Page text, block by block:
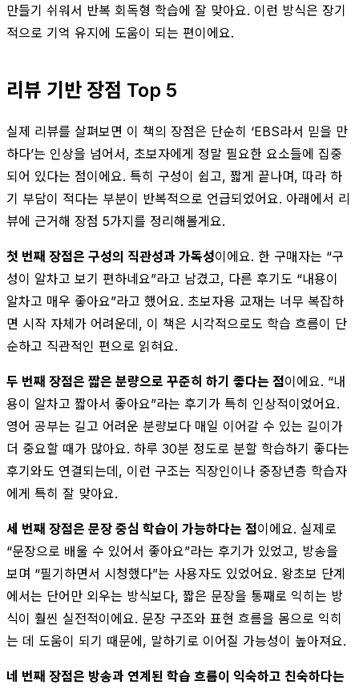
만들기 쉬워서 반복 회독형 학습에 잘 맞아요. 이런 방식은 장기
적으로 기억 유지에 도움이 되는 편이에요.
리뷰 기반 장점 Top 5
실제 리뷰를 살펴보면 이 책의 장점은 단순히 ‘EBS라서 믿을 만
하다’는 인상을 넘어서, 초보자에게 정말 필요한 요소들에 집중
되어 있다는 점이에요. 특히 구성이 쉽고, 짧게 끝나며, 따라 하
기 부담이 적다는 부분이 반복적으로 언급되었어요. 아래에서 리
뷰에 근거해 장점 5가지를 정리해볼게요.
첫 번째 장점은 구성의 직관성과 가독성이에요. 한 구매자는 “구
성이 알차고 보기 편하네요”라고 남겼고, 다른 후기도 “내용이
알차고 매우 좋아요”라고 했어요. 초보자용 교재는 너무 복잡하
면 시작 자체가 어려운데, 이 책은 시각적으로도 학습 흐름이 단
순하고 직관적인 편으로 읽혀요.
두 번째 장점은 짧은 분량으로 꾸준히 하기 좋다는 점이에요. “내
용이 알차고 짧아서 좋아요”라는 후기가 특히 인상적이었어요.
영어 공부는 길고 어려운 분량보다 매일 이어갈 수 있는 길이가
더 중요할 때가 많아요. 하루 30분 정도로 분할 학습하기 좋다는
후기와도 연결되는데, 이런 구조는 직장인이나 중장년층 학습자
에게 특히 잘 맞아요.
세 번째 장점은 문장 중심 학습이 가능하다는 점이에요. 실제로
“문장으로 배울 수 있어서 좋아요”라는 후기가 있었고, 방송을
보며 “필기하면서 시청했다”는 사용자도 있었어요. 왕초보 단계
에서는 단어만 외우는 방식보다, 짧은 문장을 통째로 익히는 방
식이 훨씬 실전적이에요. 문장 구조와 표현 흐름을 몸으로 익히
는 데 도움이 되기 때문에, 말하기로 이어질 가능성이 높아져요.
네 번째 장점은 방송과 연계된 학습 흐름이 익숙하고 친숙하다는